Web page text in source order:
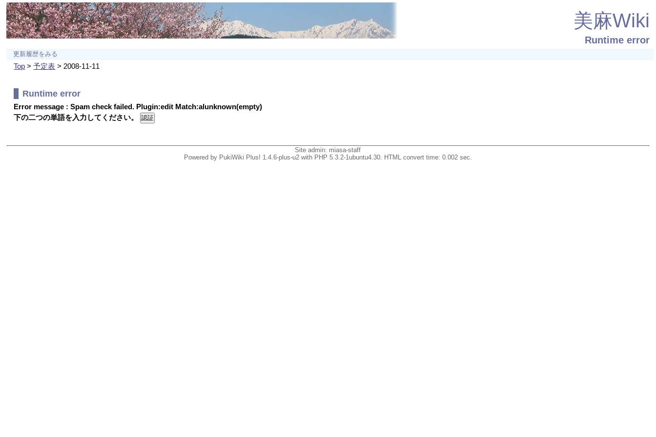
美麻Wiki
Runtime error
更新履歴をみる
Top >予定表 > 2008-11-11
Runtime error
Error message : Spam check failed. Plugin:edit Match:alunknown(empty)
下の二つの単語を入力してください。
Site admin: miasa-staff
Powered by PukiWiki Plus! 1.4.6-plus-u2 with PHP 5.3.2-1ubuntu4.30. HTML convert time: 0.002 sec.